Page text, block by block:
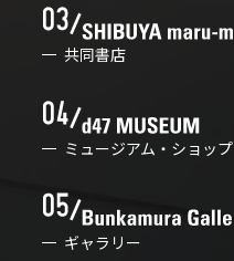
共同書店
ミュージアム・ショップ
ギャラリー